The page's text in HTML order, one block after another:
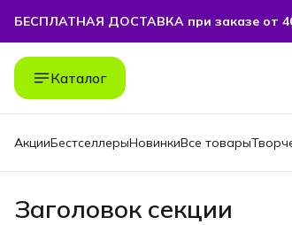
БЕСПЛАТНАЯ ДОСТАВКА при заказе от
Каталог
АкцииБестселлерыНовинкиВсе товары
Заголовок секции